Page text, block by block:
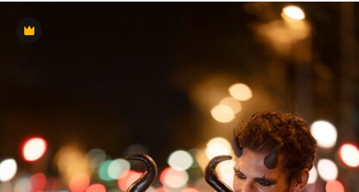
Premium